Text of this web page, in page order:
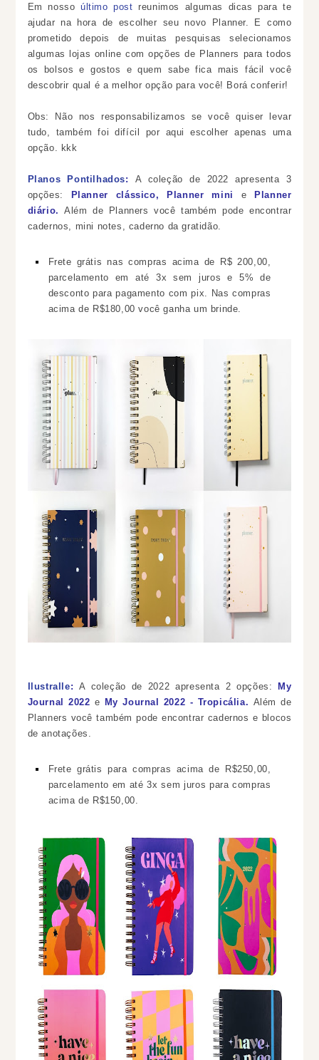
Em nossoúltimo post reunimos algumas dicaspara te
ajudar na hora de escolher seu novo Planner. E como
prometido depois de muitas pesquisas selecionamos
algumas lojas online com opções de Planners para todos
os bolsos e gostos e quem sabe fica mais fácil você
descobrir qual é a melhor opção para você! Borá conferir!
Obs: Não nos responsabilizamos se você quiser levar
tudo, também foi difícil por aqui escolher apenas uma
opção. kkk
Planos Pontilhados:
A coleção de 2022 apresenta 3
opções: Planner clássico, Planner mini e Planner
diário.Além de Planners você também pode encontrar
cadernos, mini notes, caderno da gratidão.
Frete grátis nas compras acima de R$ 200,00,
parcelamento em até 3x sem juros e 5% de
desconto para pagamento com pix. Nas compras
acima de R$180,00 você ganha um brinde.
Ilustralle:A coleção de 2022 apresenta 2 opções:My
Journal 2022 e My Journal 2022 - Tropicália. Além de
Planners você também pode encontrar cadernos e blocos
de anotações.
Frete grátis para compras acima de R$250,00,
parcelamento em até 3x sem juros para compras
acima de R$150,00.